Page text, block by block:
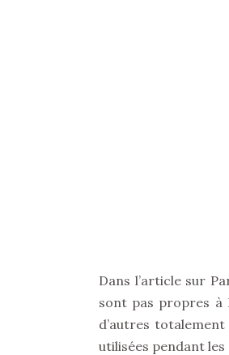
Dans l’article sur
sont pas propres à
d’autres
utilisées pendant